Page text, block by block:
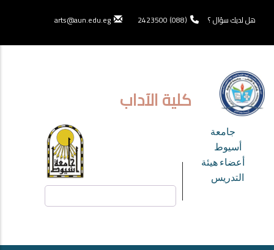
الرئيسي
هل لديك سؤال ؟ (088) 2423500
arts@aun.edu.eg
كلية الآداب
HEADER
MENU
جامعة
أسيوط
أعضاء هيئة
التدريس
بحث